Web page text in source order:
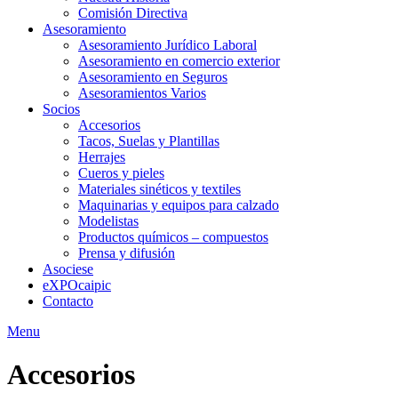
Comisión Directiva
Asesoramiento
Asesoramiento Jurídico Laboral
Asesoramiento en comercio exterior
Asesoramiento en Seguros
Asesoramientos Varios
Socios
Accesorios
Tacos, Suelas y Plantillas
Herrajes
Cueros y pieles
Materiales sinéticos y textiles
Maquinarias y equipos para calzado
Modelistas
Productos químicos – compuestos
Prensa y difusión
Asociese
eXPOcaipic
Contacto
Menu
Accesorios